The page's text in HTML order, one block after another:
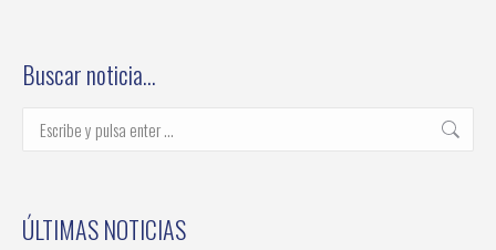
Buscar noticia…
Buscar:
ÚLTIMAS NOTICIAS